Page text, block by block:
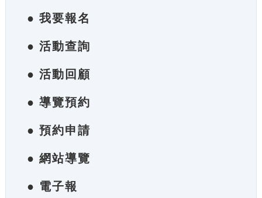
● 我要報名
● 活動查詢
● 活動回顧
● 導覽預約
● 預約申請
● 網站導覽
● 電子報